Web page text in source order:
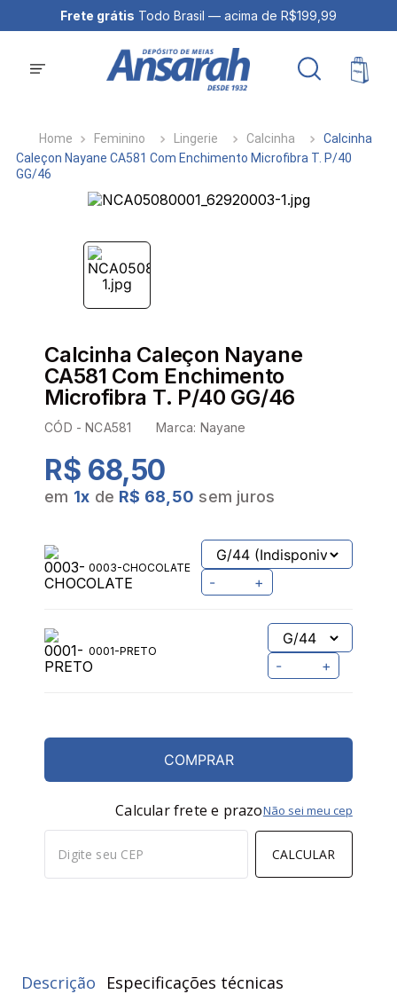
Frete grátis Todo Brasil — acima de R$199,99
Feminino Lingerie Calcinha
Calcinha
Caleçon Nayane CA581 Com Enchimento Microfibra T. P/40
GG/46
Calcinha Caleçon Nayane
CA581 Com Enchimento
Microfibra T. P/40 GG/46
CÓD -NCA581 Marca: Nayane
R$ 68,50
em 1x de R$ 68,50 sem juros
0003-CHOCOLATE
- +
0001-PRETO
- +
COMPRAR
Calcular frete e prazo
CALCULAR
Não sei meu cep
Descrição Especificações técnicas